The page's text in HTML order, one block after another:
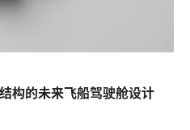
构的未来飞船驾驶舱设计